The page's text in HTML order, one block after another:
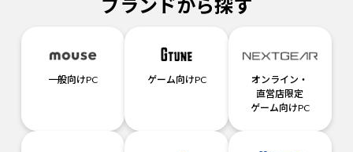
ブランドから探す
一般向けPC ゲーム向けPC
オンライン・
直営店限定
ゲーム向けPC